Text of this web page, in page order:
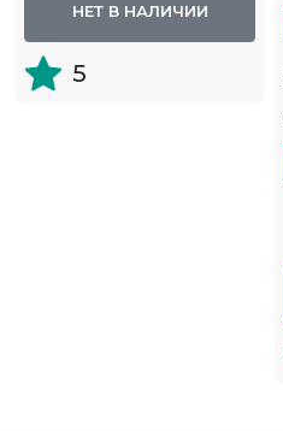
НЕТ В НАЛИЧИИ
5